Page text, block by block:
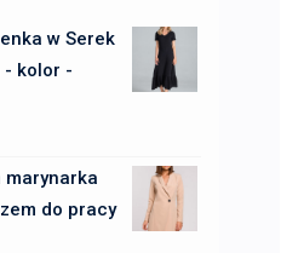
w Serek
- kolor -
marynarka
do pracy